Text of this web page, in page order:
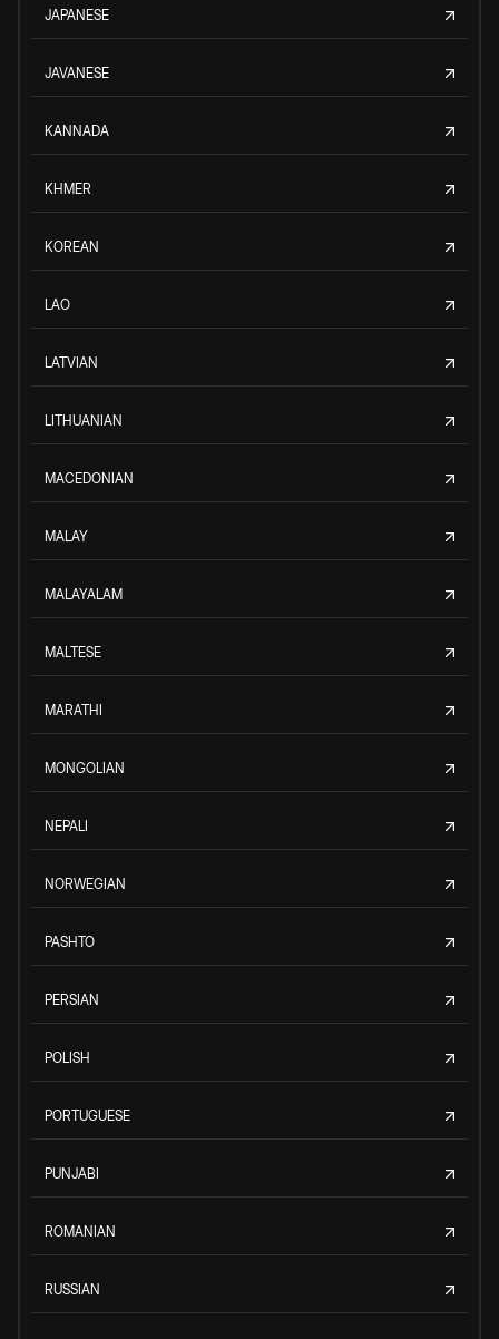
JAPANESE
JAVANESE
KANNADA
KHMER
KOREAN
LAO
LATVIAN
LITHUANIAN
MACEDONIAN
MALAY
MALAYALAM
MALTESE
MARATHI
MONGOLIAN
NEPALI
NORWEGIAN
PASHTO
PERSIAN
POLISH
PORTUGUESE
PUNJABI
ROMANIAN
RUSSIAN